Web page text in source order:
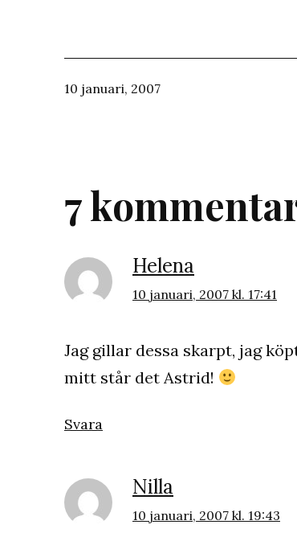
Publicerat
10 januari, 2007
7
Helena
10 januari, 2007 kl. 17:41
Jag gillar dessa skarpt, jag
mitt står det Astrid!
Svara
Nilla
10 januari, 2007 kl. 19:43